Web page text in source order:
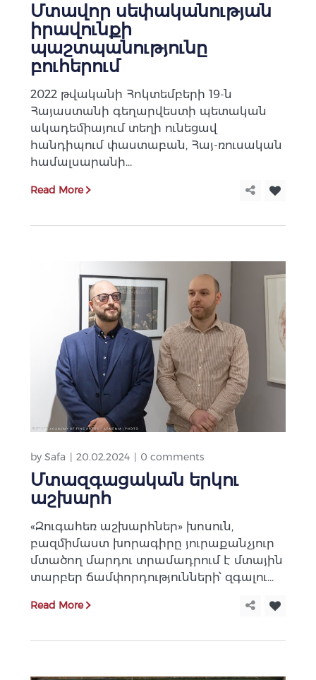
Մտավոր սեփականության
իրավունքի
պաշտպանությունը
բուհերում
2022 թվականի Հոկտեմբերի 19-ն
Հայաստանի գեղարվեստի պետական
ակադեմիայում տեղի ունեցավ
հանդիպում փաստաբան, Հայ-ռուսական
համալսարանի...
Read More
by Safa 20.02.2024 0 comments
Մտազգացական երկու
աշխարհ
«Զուգահեռ աշխարհներ» խոսուն,
բազմիմաստ խորագիրը յուրաքանչյուր
մտածող մարդու տրամադրում է մտային
տարբեր ճամփորդությունների՝ զգալու...
Read More